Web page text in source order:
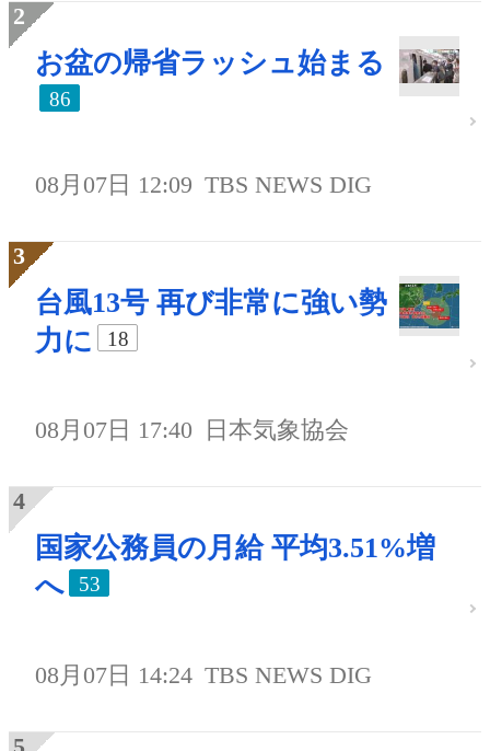
お盆の帰省ラッシュ始まる
86
08月07日 12:09 TBS NEWS DIG
台風13号 再び非常に強い勢
力に
18
08月07日 17:40 日本気象協会
国家公務員の月給 平均3.51%増
へ
53
08月07日 14:24 TBS NEWS DIG